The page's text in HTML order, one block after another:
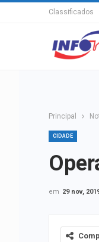
Classificados
Principal
CIDADE
em 29 nov,